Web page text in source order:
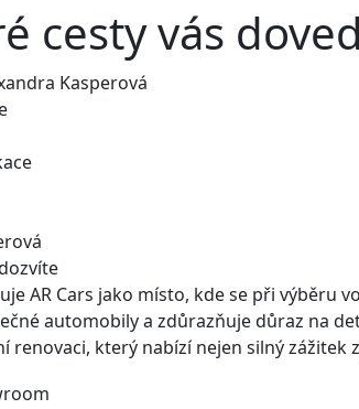
cesty vás
AR Cars jako místo, kde se při
automobily a zdůrazňuje důraz na
renovaci, který nabízí nejen silný zážitek